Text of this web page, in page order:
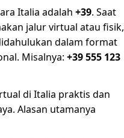
Italia adalah +39. Saat
jalur virtual atau fisik,
dalam format
Misalnya: +39 555 123
di Italia praktis dan
Alasan utamanya